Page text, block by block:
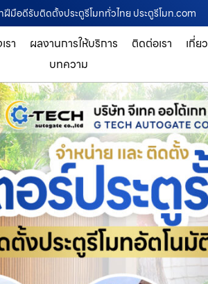
ฝีมือดีรับติดตั้งประตูรีโมททั่วไทย ประตูรีโมท.com
รา ผลงานการให้บริการ ติดต่อเรา
เกี่ย
บทความ